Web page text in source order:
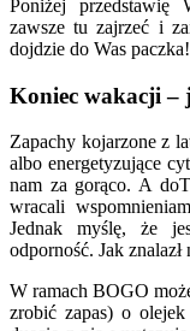
Poniżej przedstawię
zawsze tu zajrzeć i
dojdzie do Was paczka!
Koniec wakacji –
Zapachy kojarzone z
albo energetyzujące
nam za gorąco. A
wracali
Jednak myślę, że
odporność. Jak
W ramach BOGO
zrobić zapas) o